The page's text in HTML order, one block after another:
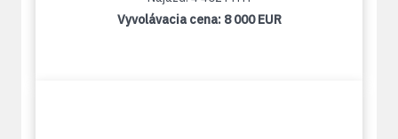
Vyvolávacia cena: 8 000 EUR